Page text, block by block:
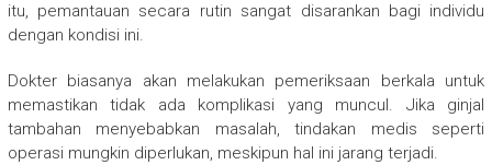
itu, pemantauan secara rutin sangat disarankan bagi individu
dengan kondisi ini.
Dokter biasanya akan melakukan pemeriksaan berkala untuk
memastikan tidak ada komplikasi yang muncul. Jika ginjal
tambahan menyebabkan masalah, tindakan medis seperti
operasi mungkin diperlukan, meskipun hal ini jarang terjadi.